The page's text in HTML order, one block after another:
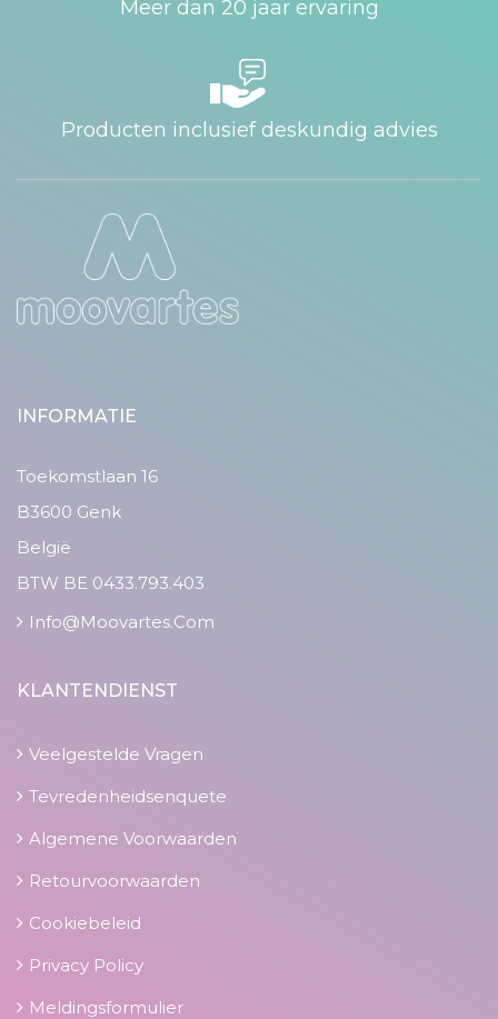
Meer dan 20 jaar ervaring
Producten inclusief deskundig advies
INFORMATIE
Toekomstlaan 16
B3600 Genk
België
BTW BE 0433.793.403
Info@moovartes.com
KLANTENDIENST
Veelgestelde Vragen
Tevredenheidsenquete
Algemene Voorwaarden
Retourvoorwaarden
Cookiebeleid
Privacy Policy
Meldingsformulier